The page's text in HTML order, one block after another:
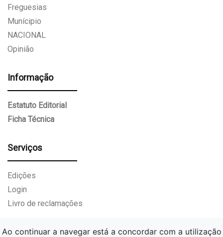
Freguesias
Munícipio
NACIONAL
Opinião
Informação
Estatuto Editorial
Ficha Técnica
Serviços
Edições
Login
Livro de reclamações
Ao continuar a navegar está a concordar com a utilização